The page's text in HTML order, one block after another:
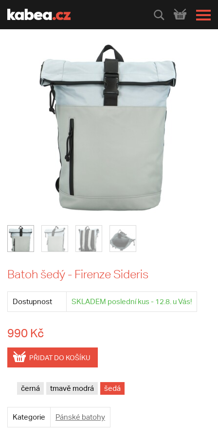
HLEDEJ
Batoh šedý - Firenze Sideris
Dostupnost SKLADEM poslední kus - 12.8. u Vás!
990 Kč
PŘIDAT DO KOŠÍKU
černá tmavě modrá šedá
Kategorie Pánské batohy